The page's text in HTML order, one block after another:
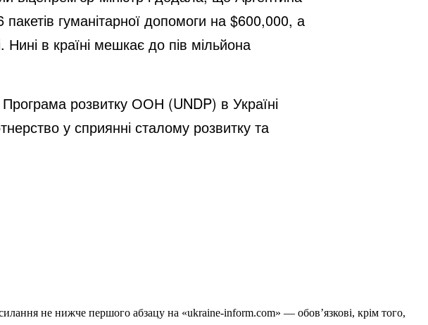
гуманітарної допомоги на $600,000, а
в країні мешкає до пів мільйона
розвитку ООН (UNDP) в Україні
у сприянні сталому розвитку та
не нижче першого абзацу на «ukraine-inform.com» — обов’язкові, крім того,